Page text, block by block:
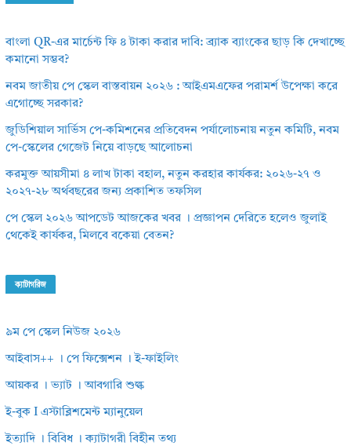
বাংলা QR-এর মার্চেন্ট ফি ৪ টাকা করার দাবি: ব্র্যাক ব্যাংকের ছাড় কি দেখাচ্ছে
কমানো সম্ভব?
নবম জাতীয় পে স্কেল বাস্তবায়ন ২০২৬ : আইএমএফের পরামর্শ উপেক্ষা করে
এগোচ্ছে সরকার?
জুডিশিয়াল সার্ভিস পে-কমিশনের প্রতিবেদন পর্যালোচনায় নতুন কমিটি, নবম
পে-স্কেলের গেজেট নিয়ে বাড়ছে আলোচনা
করমুক্ত আয়সীমা ৪ লাখ টাকা বহাল, নতুন করহার কার্যকর: ২০২৬-২৭ ও
২০২৭-২৮ অর্থবছরের জন্য প্রকাশিত তফসিল
পে স্কেল ২০২৬ আপডেট আজকের খবর । প্রজ্ঞাপন দেরিতে হলেও জুলাই
থেকেই কার্যকর, মিলবে বকেয়া বেতন?
ক্যাটাগরিজ
৯ম পে স্কেল নিউজ ২০২৬
আইবাস++ । পে ফিক্সেশন । ই-ফাইলিং
আয়কর । ভ্যাট । আবগারি শুল্ক
ই-বুক I এস্টাব্লিশমেন্ট ম্যানুয়েল
ইত্যাদি । বিবিধ । ক্যাটাগরী বিহীন তথ্য